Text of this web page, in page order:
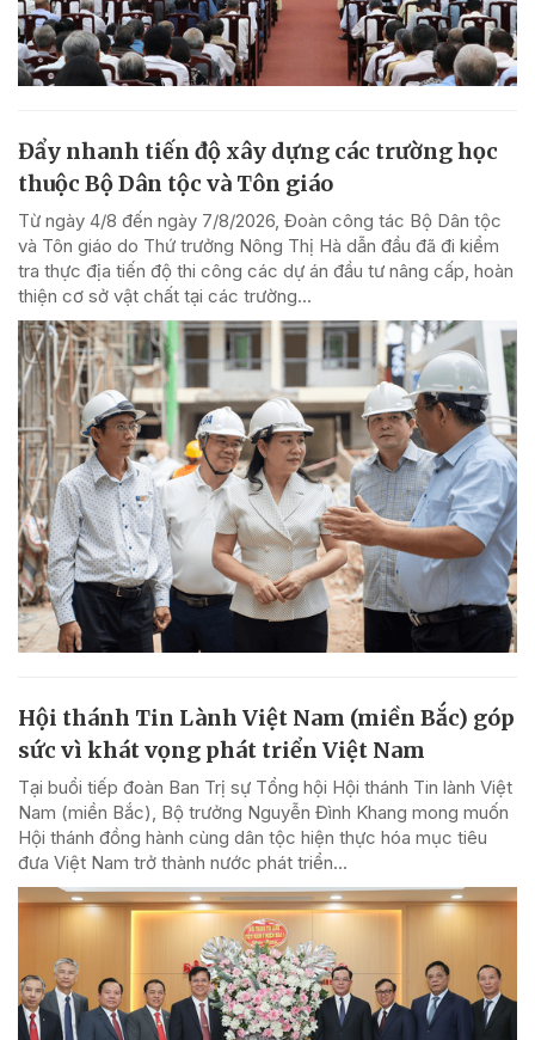
Đẩy nhanh tiến độ xây dựng các trường học
thuộc Bộ Dân tộc và Tôn giáo
Từ ngày 4/8 đến ngày 7/8/2026, Đoàn công tác Bộ Dân tộc
và Tôn giáo do Thứ trưởng Nông Thị Hà dẫn đầu đã đi kiểm
tra thực địa tiến độ thi công các dự án đầu tư nâng cấp, hoàn
thiện cơ sở vật chất tại các trường...
Hội thánh Tin Lành Việt Nam (miền Bắc) góp
sức vì khát vọng phát triển Việt Nam
Tại buổi tiếp đoàn Ban Trị sự Tổng hội Hội thánh Tin lành Việt
Nam (miền Bắc), Bộ trưởng Nguyễn Đình Khang mong muốn
Hội thánh đồng hành cùng dân tộc hiện thực hóa mục tiêu
đưa Việt Nam trở thành nước phát triển...